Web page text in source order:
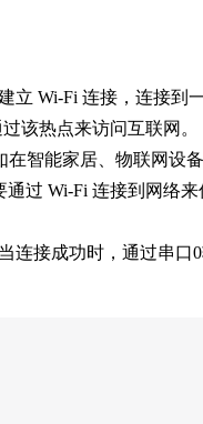
立 Wi-Fi 连接，连接到
该热点来访问互联网。
在智能家居、物联网设备
过 Wi-Fi 连接到网络来
连接成功时，通过串口